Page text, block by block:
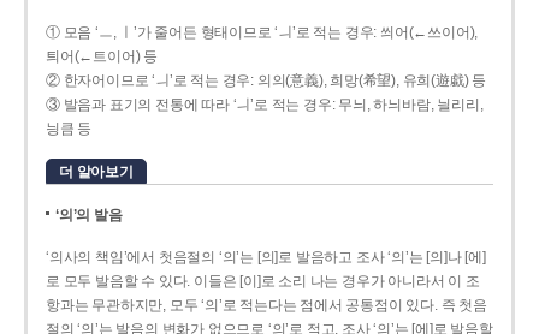
① 모음 ‘ㅡ, ㅣ’가 줄어든 형태이므로 ‘ㅢ’로 적는 경우: 씌어(←쓰이어),
틔어(←트이어) 등
② 한자어이므로 ‘ㅢ’로 적는 경우: 의의(意義), 희망(希望), 유희(遊戱) 등
③ 발음과 표기의 전통에 따라 ‘ㅢ’로 적는 경우: 무늬, 하늬바람, 늴리리,
닁큼 등
더 알아보기
‘의’의 발음
‘의사의 책임’에서 첫음절의 ‘의’는 [의]로 발음하고 조사 ‘의’는 [의]나 [에]
로 모두 발음할 수 있다. 이들은 [이]로 소리 나는 경우가 아니라서 이 조
항과는 무관하지만, 모두 ‘의’로 적는다는 점에서 공통점이 있다. 즉 첫음
절의 ‘의’는 발음의 변화가 없으므로 ‘의’로 적고, 조사 ‘의’는 [에]로 발음할